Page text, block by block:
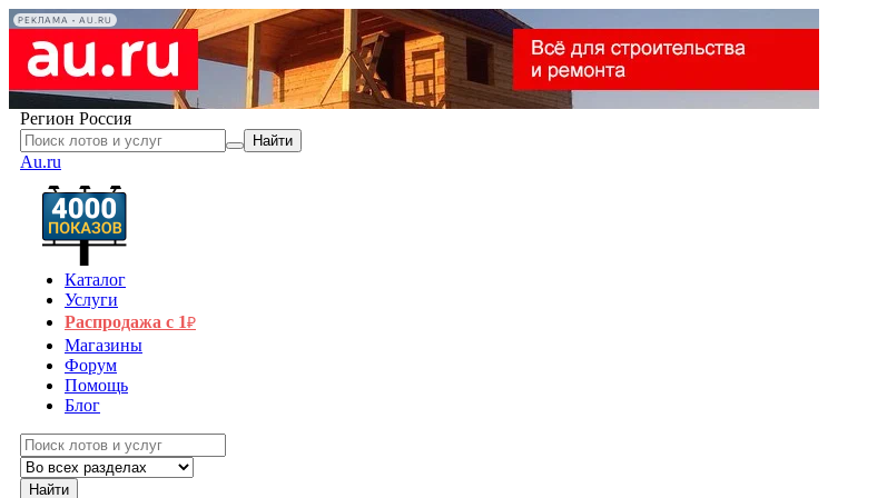
РЕКЛАМА • AU.RU
Регион Россия
Найти
Au.ru
Каталог
Услуги
Распродажа с 1₽
Магазины
Форум
Помощь
Блог
Найти